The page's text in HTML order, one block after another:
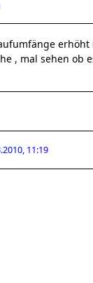
erhöht
, mal sehen ob
11:19